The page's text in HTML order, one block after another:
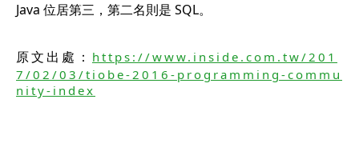
Java 位居第三，第二名則是 SQL。
原文出處： https://www.inside.com.tw/201
7/02/03/tiobe-2016-programming-commu
nity-index